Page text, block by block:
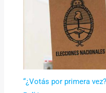
“¿Votás por primera